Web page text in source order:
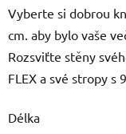
Vyberte si dobrou
cm. aby bylo vaše
Rozsviťte stěny
FLEX a své stropy s
Délka